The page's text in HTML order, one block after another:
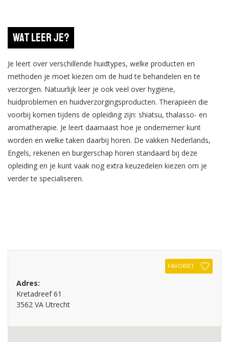
Wat leer je?
Je leert over verschillende huidtypes, welke producten en
methoden je moet kiezen om de huid te behandelen en te
verzorgen. Natuurlijk leer je ook veel over hygiëne,
huidproblemen en huidverzorgingsproducten. Therapieën die
voorbij komen tijdens de opleiding zijn: shiatsu, thalasso- en
aromatherapie. Je leert daarnaast hoe je ondernemer kunt
worden en welke taken daarbij horen. De vakken Nederlands,
Engels, rekenen en burgerschap horen standaard bij deze
opleiding en je kunt vaak nog extra keuzedelen kiezen om je
verder te specialiseren.
FAVORIET
Adres:
Kretadreef 61
3562 VA Utrecht